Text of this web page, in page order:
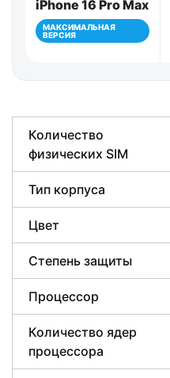
iPhone 16 Pro Max
МАКСИМАЛЬНАЯ
ВЕРСИЯ
Количество
физических SIM
Тип корпуса
Цвет
Степень защиты
Процессор
Количество ядер
процессора